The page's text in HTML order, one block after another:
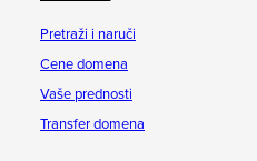
Pretraži i naruči
Cene domena
Vaše prednosti
Transfer domena